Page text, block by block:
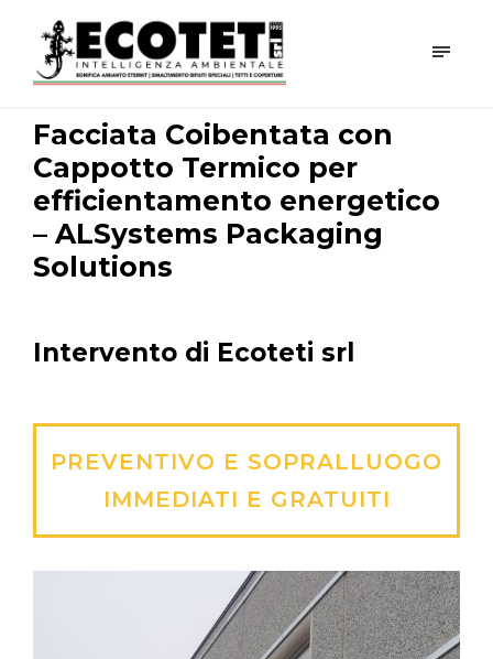
Facciata Coibentata con
Cappotto Termico per
efficientamento energetico
– ALSystems Packaging
Solutions
Intervento di Ecoteti srl
PREVENTIVO E SOPRALLUOGO
IMMEDIATI E GRATUITI